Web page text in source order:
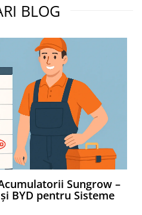
BLOG
Sungrow –
BYD pentru Sisteme